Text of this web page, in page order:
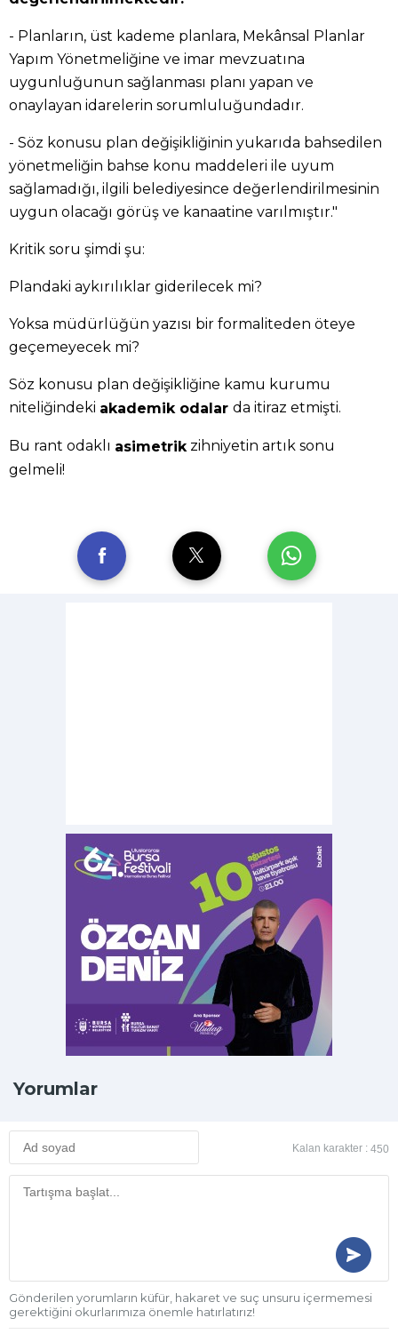
- Planların, üst kademe planlara, Mekânsal Planlar
Yapım Yönetmeliğine ve imar mevzuatına
uygunluğunun sağlanması planı yapan ve
onaylayan idarelerin sorumluluğundadır.
- Söz konusu plan değişikliğinin yukarıda bahsedilen
yönetmeliğin bahse konu maddeleri ile uyum
sağlamadığı, ilgili belediyesince değerlendirilmesinin
uygun olacağı görüş ve kanaatine varılmıştır."
Kritik soru şimdi şu:
Plandaki aykırılıklar giderilecek mi?
Yoksa müdürlüğün yazısı bir formaliteden öteye
geçemeyecek mi?
Söz konusu plan değişikliğine kamu kurumu
niteliğindeki akademik odalar da itiraz etmişti.
Bu rant odaklı asimetrik zihniyetin artık sonu
gelmeli!
Yorumlar
Kalan karakter : 450
Gönderilen yorumların küfür, hakaret ve suç unsuru içermemesi
gerektiğini okurlarımıza önemle hatırlatırız!